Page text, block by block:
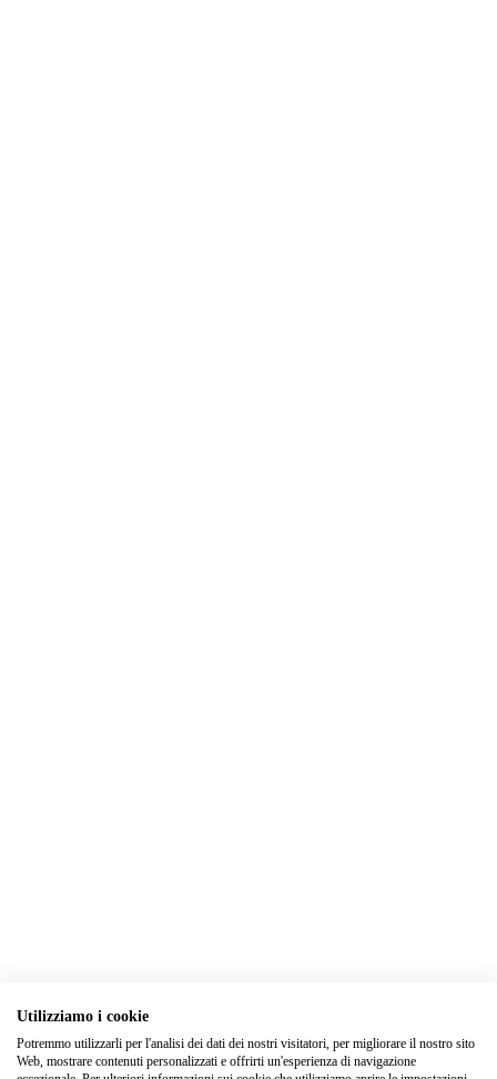
Utilizziamo i cookie
Potremmo utilizzarli per l'analisi dei dati dei nostri visitatori, per migliorare il nostro sito
Web, mostrare contenuti personalizzati e offrirti un'esperienza di navigazione